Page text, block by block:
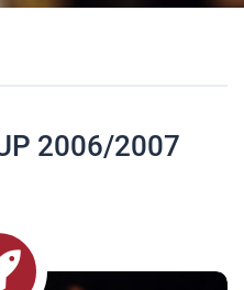
2006/2007